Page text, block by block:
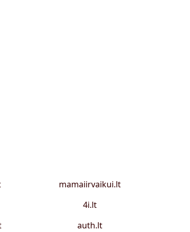
mamaiirvaikui.lt
4i.lt
auth.lt